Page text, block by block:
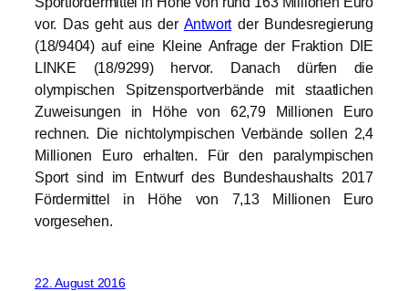
vor. Das geht aus der Antwortder Bundesregierung
(18/9404) auf eine Kleine Anfrage der Fraktion DIE
LINKE (18/9299) hervor. Danach dürfen die
olympischen Spitzensportverbände mit staatlichen
Zuweisungen in Höhe von 62,79 Millionen Euro
rechnen. Die nichtolympischen Verbände sollen 2,4
Millionen Euro erhalten. Für den paralympischen
Sport sind im Entwurf des Bundeshaushalts 2017
Fördermittel in Höhe von 7,13 Millionen Euro
vorgesehen.
22. August 2016